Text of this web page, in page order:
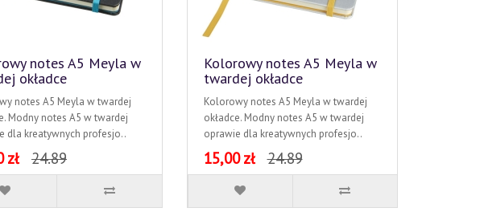
notes A5 Meyla w
okładce
notes A5 Meyla w twardej
Modny notes A5 w twardej
dla kreatywnych profesjo..
zł 24.89
Kolorowy notes A5 Meyla w
twardej okładce
Kolorowy notes A5 Meyla w twardej
okładce. Modny notes A5 w twardej
oprawie dla kreatywnych profesjo..
15,00 zł 24.89